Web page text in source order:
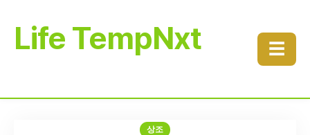
Life TempNxt ☰
상조